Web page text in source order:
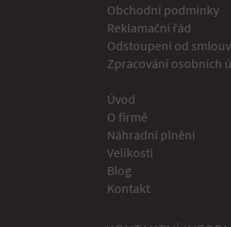
Obchodní podmínky
Reklamační řád
Odstoupení od
Zpracování osobních
Úvod
O firmě
Náhradní plnění
Velikosti
Blog
Kontakt